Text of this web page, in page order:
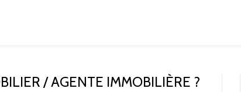
/ AGENTE IMMOBILIÈRE ?